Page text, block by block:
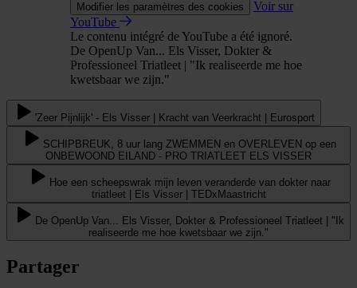
Modifier les paramètres des cookies
Voir sur
YouTube
Le contenu intégré de YouTube a été ignoré.
De OpenUp Van... Els Visser, Dokter &
Professioneel Triatleet | "Ik realiseerde me hoe
kwetsbaar we zijn."
'Zeer Pijnlijk' - Els Visser | Kracht van Veerkracht | Eurosport
SCHIPBREUK, 8 uur lang ZWEMMEN en OVERLEVEN op een
ONBEWOOND EILAND - PRO TRIATLEET ELS VISSER
Hoe een scheepswrak mijn leven veranderde van dokter naar
triatleet | Els Visser | TEDxMaastricht
De OpenUp Van... Els Visser, Dokter & Professioneel Triatleet | "Ik
realiseerde me hoe kwetsbaar we zijn."
Partager